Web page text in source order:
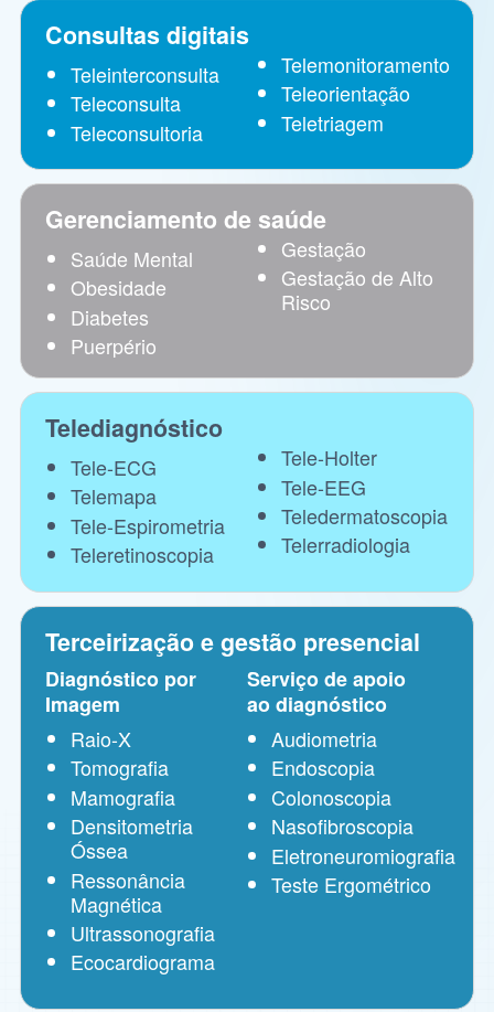
Consultas digitais
Teleinterconsulta
Teleconsulta
Teleconsultoria
Telemonitoramento
Teleorientação
Teletriagem
Gerenciamento de saúde
Saúde Mental
Obesidade
Diabetes
Puerpério
Gestação
Gestação de Alto
Risco
Telediagnóstico
Tele-ECG
Telemapa
Tele-Espirometria
Teleretinoscopia
Tele-Holter
Tele-EEG
Teledermatoscopia
Telerradiologia
Terceirização e gestão presencial
Diagnóstico por
Imagem
Raio-X
Tomografia
Mamografia
Densitometria
Óssea
Ressonância
Magnética
Ultrassonografia
Ecocardiograma
Serviço de apoio
ao diagnóstico
Audiometria
Endoscopia
Colonoscopia
Nasofibroscopia
Eletroneuromiografia
Teste Ergométrico